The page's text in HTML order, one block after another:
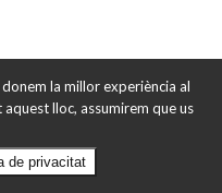
la millor experiència al
lloc, assumirem que us
de privacitat